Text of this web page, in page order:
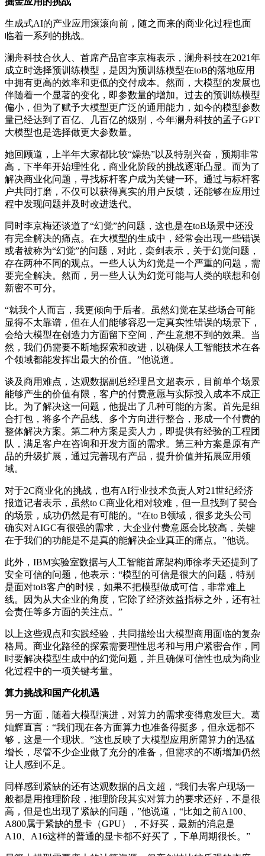
生成式AI的产业应用滚滚向前，随之而来的商业化过程也面
临着一系列的挑战。
澜舟科技合伙人、首席产品官李京梅表示，澜舟科技在2021年
成立时选择预训练模型，是因为预训练模型在toB的落地应用
中拥有更高的效率和更低的交付成本。然而，大模型的发展也
伴随着一个显著的变化，即参数量的增加。过去的预训练模型
偏小，但为了赋予大模型更广泛的通用能力，如今的模型参数
量已经达到了百亿、几百亿的级别，今年澜舟科技的孟子GPT
大模型也是选择做更大参数量。
她回顾道，上半年大家都比较“燥热”以及特别兴奋，预期非常
高，下半年开始理性化，商业化阶段的挑战逐渐凸显。而为了
解决商业化问题，寻找标杆客户成为关键一环。通过与标杆客
户共同打磨，不仅可以获得真实的用户反馈，还能够在应用过
程中发现问题并及时改进迭代。
同时李京梅还谈道了“幻觉”的问题，这也是在toB场景中还没
有完全解决的痛点。在大模型的生成中，经常会出现一些错误
或者被称为“幻觉”的问题，对此，栾剑表示，关于幻觉问题，
存在两种不同的观点。一些人认为幻觉是一个严重的问题，需
要完全解决。然而，另一些人认为幻觉可能与人类的联想和创
新密不可分。
“就我个人而言，我更倾向于后者。虽然幻觉在某些场合可能
显得不太靠谱，但在人们能够容忍一定真实性错误的场景下，
会给大模型在创造力方面留下空间，产生意想不到的效果。当
然，我们仍需要不断地探索和改进，以确保人工智能技术在各
个领域都能发挥出最大的价值。”他说道。
谈及商用难点，达观数据副总经理吕文超表示，目前单个场景
能够产生的价值有限，客户的付费意愿与实际投入成本不成正
比。为了解决这一问题，他提出了几种可能的方案。首先是组
合打包，将多个产品线、多个方向进行整合，形成一个付费的
整体解决方案。第二种方案是卖人力，即提供有经验的工程团
队，满足客户在咨询和开发方面的需求。第三种方案是原有产
品的升级扩展，通过完善现有产品，提升价值并拓展应用领
域。
对于2C商业化的挑战，也有AI行业技术负责人对21世纪经济
报道记者表示，虽然to C商业化相对较难，但一旦找到了契合
的场景，成功仍然是有可能的。“在to B领域，很多龙头公司
确实对AIGC有很强的需求，大企业付费意愿会比较高，关键
在于我们的功能是不是真的能解决企业真正的痛点。”他说。
此外，IBM实验室数据与人工智能首席架构师徐孝天还提到了
安全可信的问题，他表示：“模型的可信是很大的问题，特别
是面对toB客户的时候，如果不把模型做成可信，非常难上
线。因为从大企业的角度，它除了经济效益指标之外，还有社
会责任等多方面的关注点。”
以上这些观点和实践经验，共同描绘出大模型商用面临的复杂
格局。商业化路径的探索需要理性思考和与用户紧密合作，同
时要解决模型生成中的幻觉问题，并且确保可信性也成为商业
化过程中的一项关键考量。
算力挑战和国产化机遇
另一方面，随着大模型演进，对算力的需求变得愈发巨大。葛
灿辉直言：“我们现在各方面算力也准备得挺多，但永远都不
够，这是一个现状。”这也反映了大模型应用所需算力的迅猛
增长，尽管不少企业做了充分的准备，但需求的不断增加仍然
让人感到不足。
同样感到紧缺的还有达观数据的吕文超，“我们去客户现场一
般都是用推理阶段，推理阶段其实对算力的要求还好，不是很
高，但是也出现了紧缺的问题，”他说道，“比如之前A100、
A800属于紧缺的显卡（GPU），不好买，最新的消息是
A10、A16这样的普通的显卡都不好买了，下单周期很长。”